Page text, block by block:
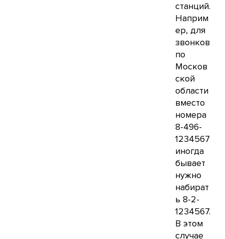
станций.
Наприм
ер, для
звонков
по
Москов
ской
области
вместо
номера
8-496-
1234567
иногда
бывает
нужно
набират
ь 8-2-
1234567.
В этом
случае